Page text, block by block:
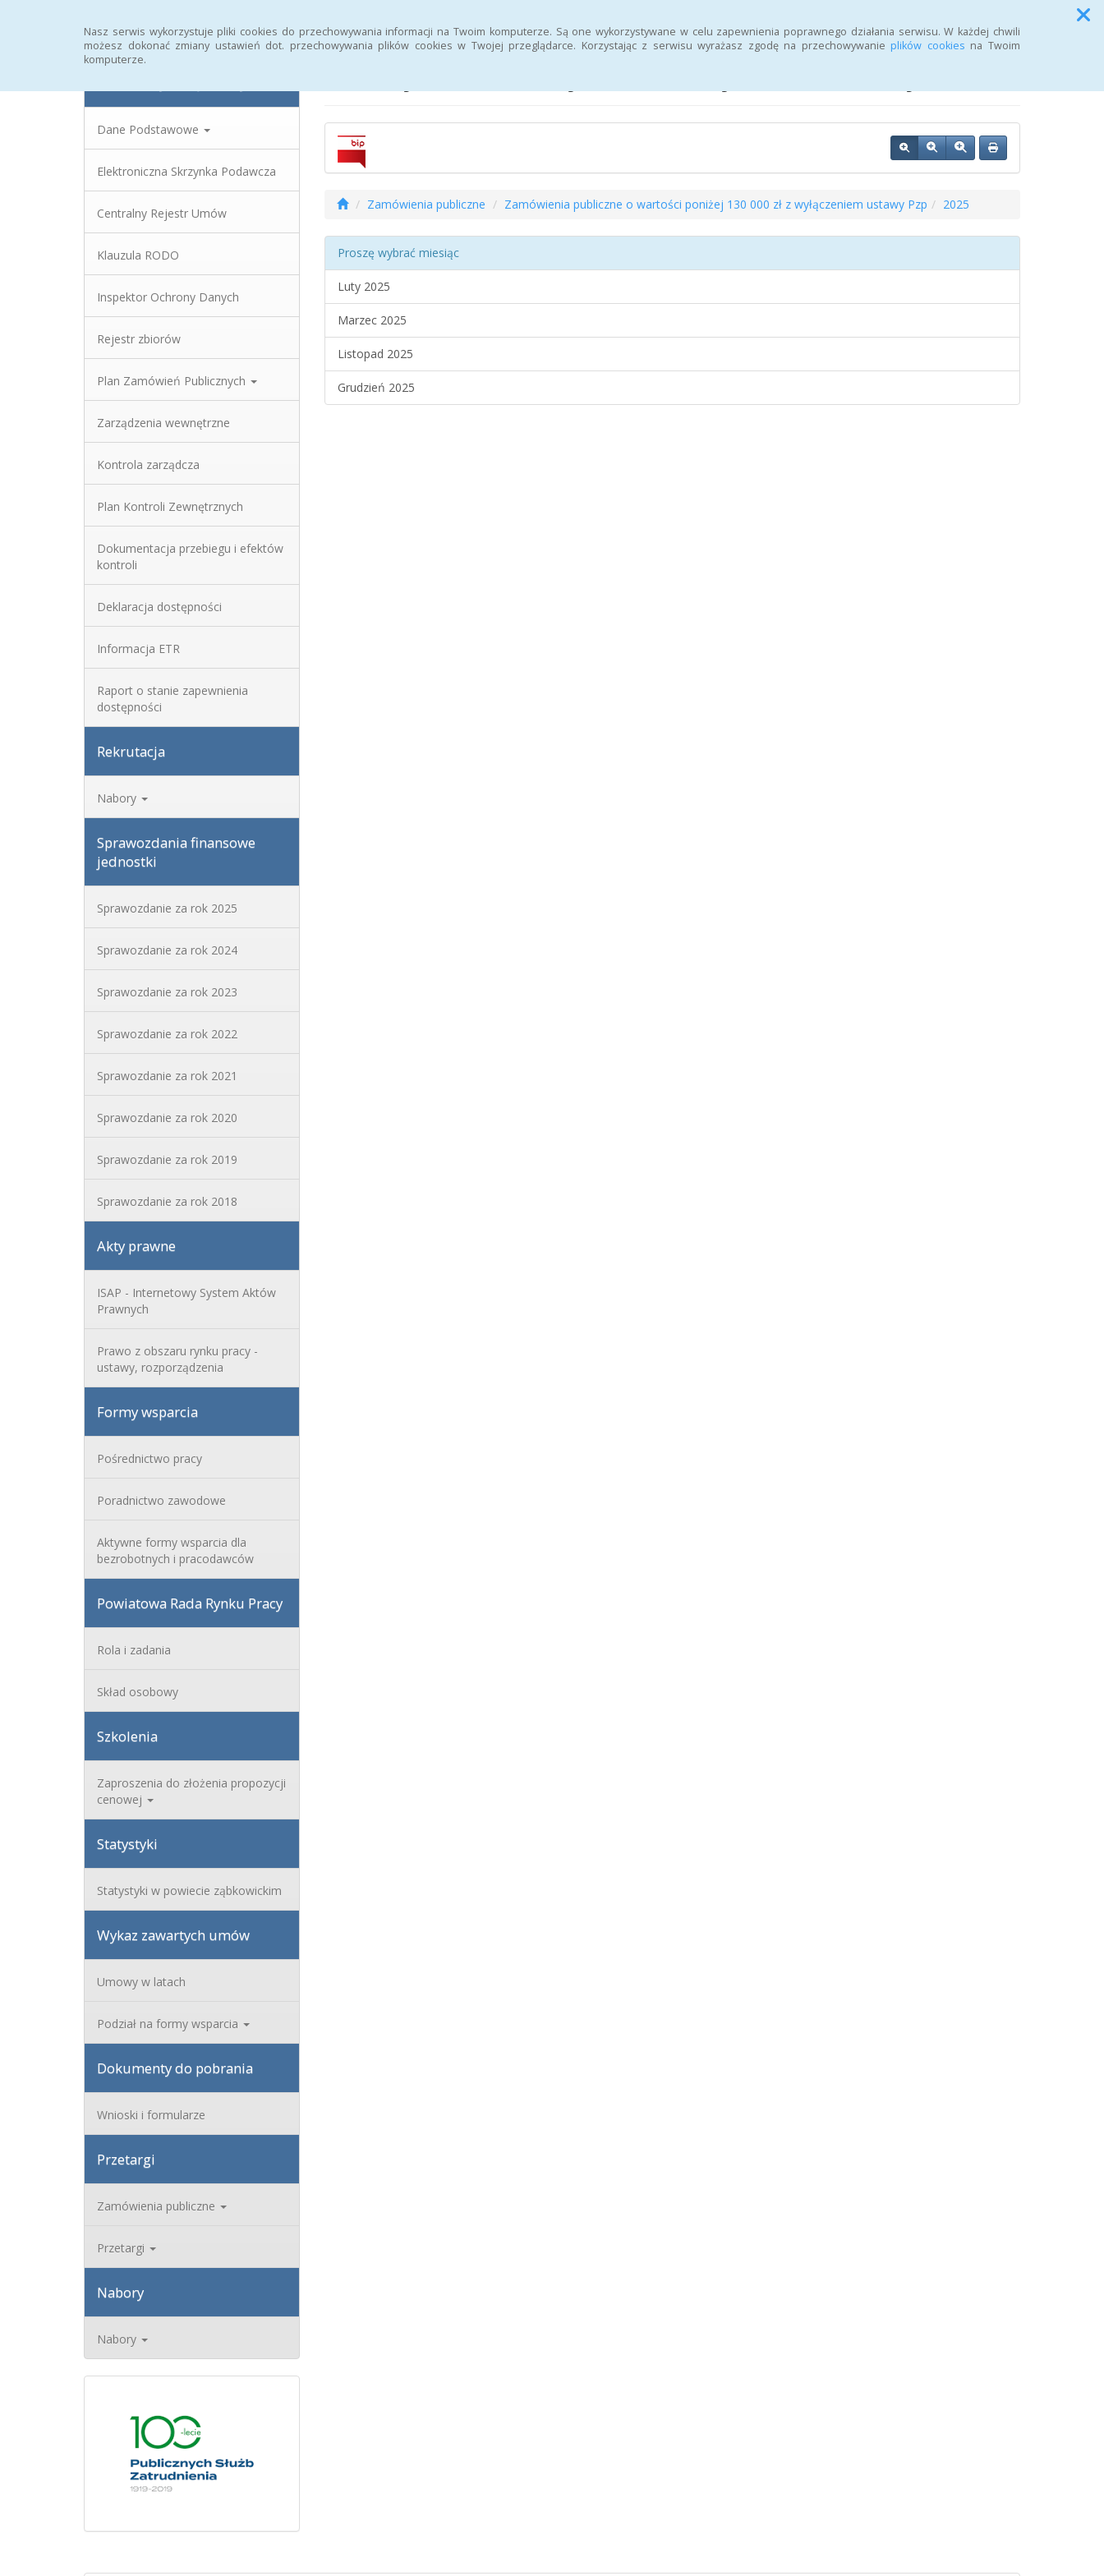
Nasz serwis wykorzystuje pliki cookies do przechowywania informacji na Twoim komputerze. Są one wykorzystywane w celu zapewnienia poprawnego działania serwisu. W każdej chwili
możesz dokonać zmiany ustawień dot. przechowywania plików cookies w Twojej przeglądarce. Korzystając z serwisu wyrażasz zgodę na przechowywanie plików cookies na Twoim
komputerze.
Dane Podstawowe
Elektroniczna Skrzynka Podawcza
Centralny Rejestr Umów
Klauzula RODO
Inspektor Ochrony Danych
Rejestr zbiorów
Plan Zamówień Publicznych
Zarządzenia wewnętrzne
Kontrola zarządcza
Plan Kontroli Zewnętrznych
Dokumentacja przebiegu i efektów
kontroli
Deklaracja dostępności
Informacja ETR
Raport o stanie zapewnienia
dostępności
Rekrutacja
Nabory
Sprawozdania finansowe
jednostki
Sprawozdanie za rok 2025
Sprawozdanie za rok 2024
Sprawozdanie za rok 2023
Sprawozdanie za rok 2022
Sprawozdanie za rok 2021
Sprawozdanie za rok 2020
Sprawozdanie za rok 2019
Sprawozdanie za rok 2018
Akty prawne
ISAP - Internetowy System Aktów
Prawnych
Prawo z obszaru rynku pracy -
ustawy, rozporządzenia
Formy wsparcia
Pośrednictwo pracy
Poradnictwo zawodowe
Aktywne formy wsparcia dla
bezrobotnych i pracodawców
Powiatowa Rada Rynku Pracy
Rola i zadania
Skład osobowy
Szkolenia
Zaproszenia do złożenia propozycji
cenowej
Statystyki
Statystyki w powiecie ząbkowickim
Wykaz zawartych umów
Umowy w latach
Podział na formy wsparcia
Dokumenty do pobrania
Wnioski i formularze
Przetargi
Zamówienia publiczne
Przetargi
Nabory
Nabory
Zamówienia publiczne Zamówienia publiczne o wartości poniżej 130 000 zł z wyłączeniem ustawy Pzp 2025
Proszę wybrać miesiąc
Luty 2025
Marzec 2025
Listopad 2025
Grudzień 2025